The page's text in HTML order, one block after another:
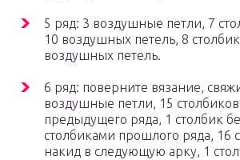
5 ряд: 3 воздушные петли, 7
10 воздушных петель, 8
воздушных петель.
6 ряд: поверните вязание,
воздушные петли, 15
предыдущего ряда, 1 столбик
столбиками прошлого ряда, 16
накид в следующую арку, 1